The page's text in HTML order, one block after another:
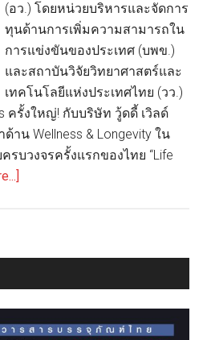
(อว.) โดยหน่วยบริหารและจัดการ
ทุนด้านการเพิ่มความสามารถใน
การแข่งขันของประเทศ (บพข.)
และสถาบันวิจัยวิทยาศาสตร์และ
เทคโนโลยีแห่งประเทศไทย (วว.)
ครั้งใหญ่! กับบริษัท วู้ดดี้ เวิลด์
น Wellness & Longevity ใน
บวงจรครั้งแรกของไทย “Life
วว.
ร่วม